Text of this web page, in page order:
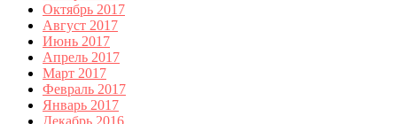
Октябрь 2017
Август 2017
Июнь 2017
Апрель 2017
Март 2017
Февраль 2017
Январь 2017
Декабрь 2016